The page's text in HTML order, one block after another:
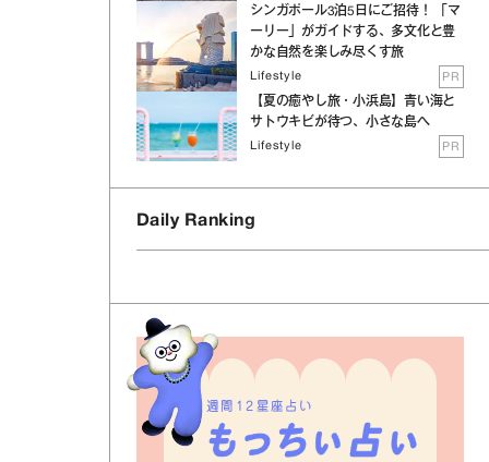
シンガポール3泊5日にご招待！ 「マ
ーリー」がガイドする、多文化と豊
かな自然を楽しみ尽くす旅
Lifestyle PR
【夏の癒やし旅・小浜島】青い海と
サトウキビが待つ、小さな島へ
Lifestyle PR
Daily Ranking
週間12星座占い